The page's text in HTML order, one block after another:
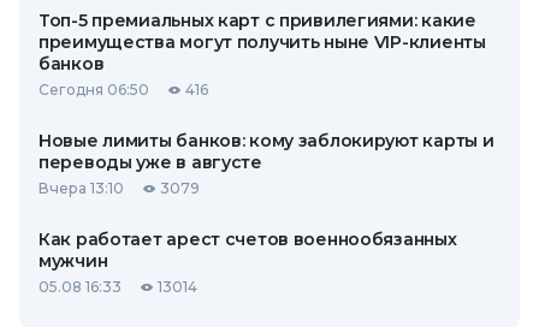
Топ-5 премиальных карт с привилегиями: какие
преимущества могут получить ныне VIP-клиенты
банков
Сегодня 06:50 416
Новые лимиты банков: кому заблокируют карты и
переводы уже в августе
Вчера 13:10 3079
Как работает арест счетов военнообязанных
мужчин
05.08 16:33 13014